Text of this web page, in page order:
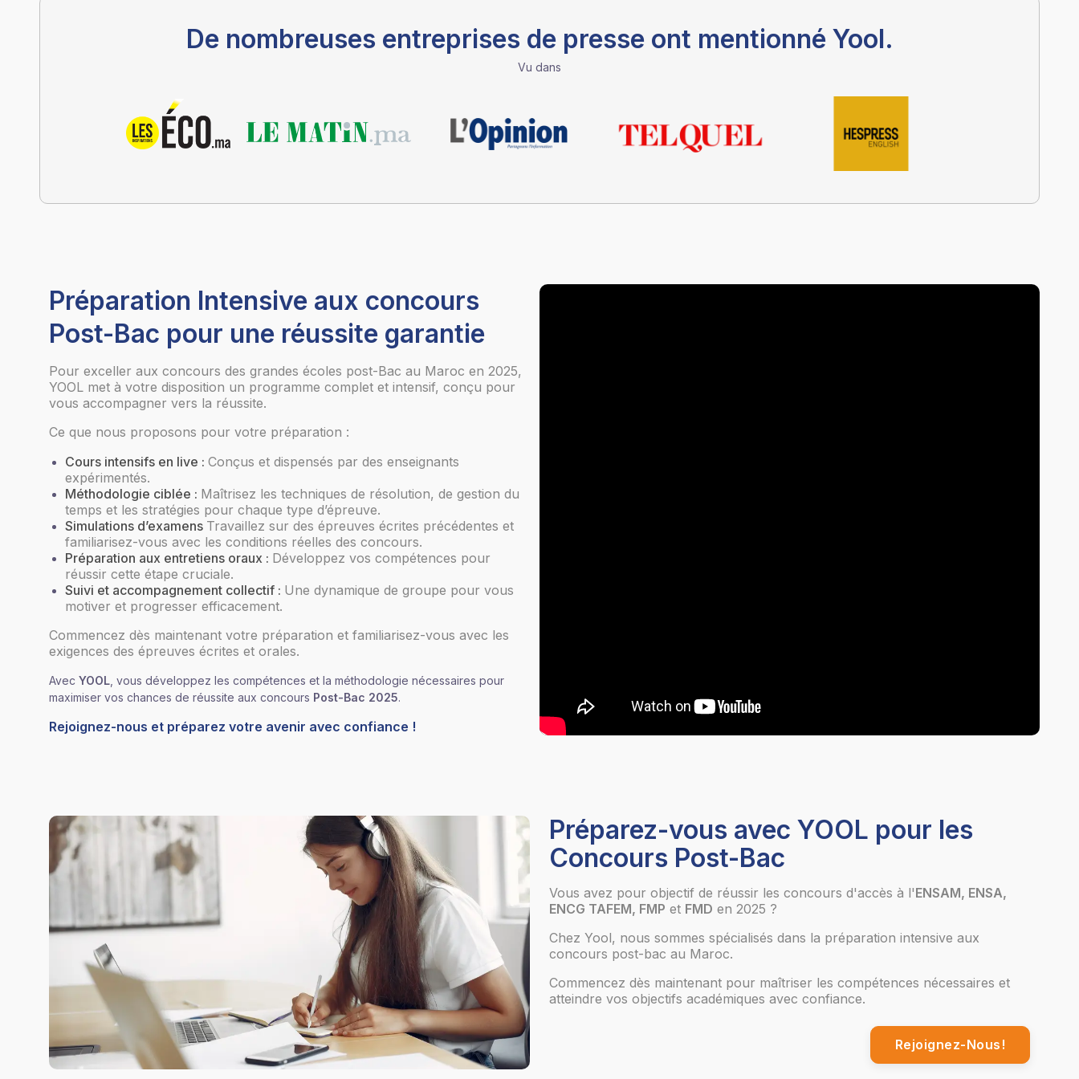
De nombreuses entreprises de presse ont mentionné Yool.
Vu dans
Préparation Intensive aux concours
Post-Bac pour une réussite garantie
Pour exceller aux concours des grandes écoles post-Bac au Maroc en 2025,
YOOL met à votre disposition un programme complet et intensif, conçu pour
vous accompagner vers la réussite.
Ce que nous proposons pour votre préparation :
Cours intensifs en live : Conçus et dispensés par des enseignants
expérimentés.
Méthodologie ciblée : Maîtrisez les techniques de résolution, de gestion du
temps et les stratégies pour chaque type d’épreuve.
Simulations d’examens Travaillez sur des épreuves écrites précédentes et
familiarisez-vous avec les conditions réelles des concours.
Préparation aux entretiens oraux : Développez vos compétences pour
réussir cette étape cruciale.
Suivi et accompagnement collectif : Une dynamique de groupe pour vous
motiver et progresser efficacement.
Commencez dès maintenant votre préparation et familiarisez-vous avec les
exigences des épreuves écrites et orales.
Avec YOOL , vous développez les compétences et la méthodologie nécessaires pour
maximiser vos chances de réussite aux concours Post-Bac 2025.
Rejoignez-nous et préparez votre avenir avec confiance !
Préparez-vous avec YOOL pour les
Concours Post-Bac
Vous avez pour objectif de réussir les concours d'accès à l'ENSAM, ENSA,
ENCG TAFEM, FMP et FMD en 2025 ?
Chez Yool, nous sommes spécialisés dans la préparation intensive aux
concours post-bac au Maroc.
Commencez dès maintenant pour maîtriser les compétences nécessaires et
atteindre vos objectifs académiques avec confiance.
Rejoignez-Nous!